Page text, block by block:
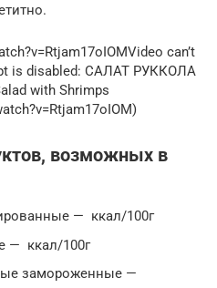
can’t
is disabled: САЛАТ РУККОЛА
with Shrimps
возможных в
— ккал/100г
— ккал/100г
замороженные —